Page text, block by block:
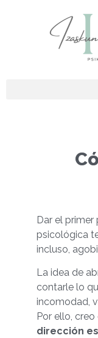
Dar el primer
psicológica
incluso,
La idea de
contarle lo
incomodad,
Por ello, creo
dirección